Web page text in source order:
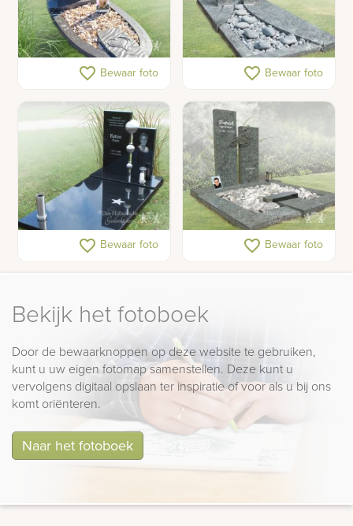
Gedenkteken voor een
tiener met schelpen en
foto's
favorite_border Bewaar foto
Grafsteen van
natuursteen met twee
bronzen beeldjes
favorite_border Bewaar foto
Grafsteen met RVS
favorite_border Bewaar foto Grafsteen met motor
favorite_border Bewaar foto
Bekijk het fotoboek
Door de bewaarknoppen op deze website te gebruiken,
kunt u uw eigen fotomap samenstellen. Deze kunt u
vervolgens digitaal opslaan ter inspiratie of voor als u bij ons
komt oriënteren.
Naar het fotoboek